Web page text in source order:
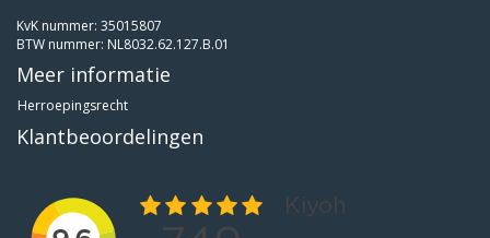
KvK nummer: 35015807
BTW nummer: NL8032.62.127.B.01
Meer informatie
Herroepingsrecht
Klantbeoordelingen